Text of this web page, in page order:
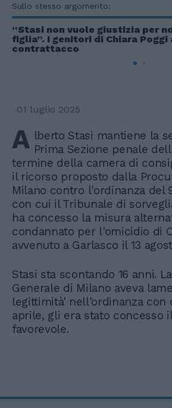
Sullo stesso argomento:
“Stasi non vuole giustizia per
figlia”. I genitori di Chiara Poggi
contrattacco
01 luglio 2025
A lberto Stasi mantiene la
Prima Sezione penale
termine della camera di
il ricorso proposto dalla
Milano contro l'ordinanza del
con cui il Tribunale di
ha concesso la misura
condannato per l'omicidio di
avvenuto a Garlasco il 13
Stasi sta scontando 16 anni.
Generale di Milano aveva
legittimità' nell'ordinanza con
aprile, gli era stato concesso
favorevole.